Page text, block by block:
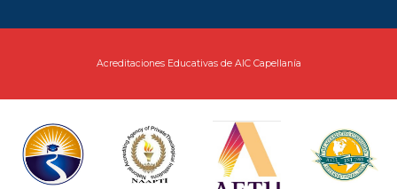
Acreditaciones Educativas de AIC Capellanía